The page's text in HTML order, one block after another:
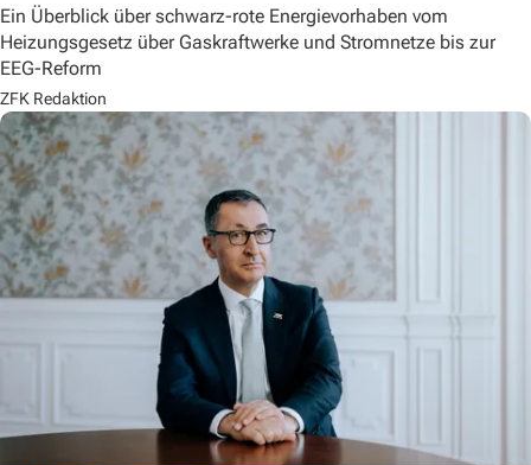
Ein Überblick über schwarz-rote Energievorhaben vom
Heizungsgesetz über Gaskraftwerke und Stromnetze bis zur
EEG-Reform
ZFK Redaktion